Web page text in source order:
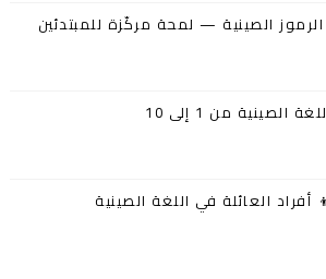
الصينية — لمحة مركّزة للمبتدئين
الصينية من 1 إلى 10
أفراد العائلة في اللغة الصينية